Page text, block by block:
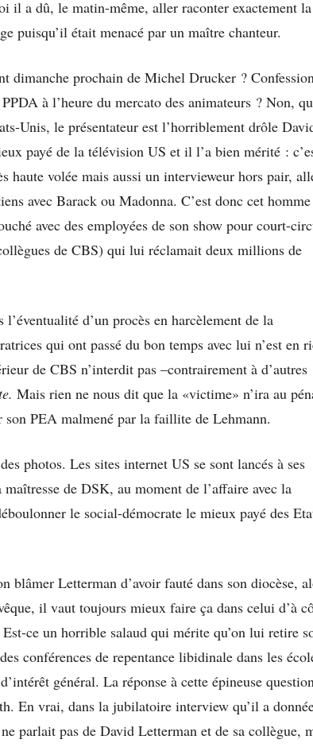
il a dû, le matin-même, aller raconter exactement la
puisqu’il était menacé par un maître chanteur.
dimanche prochain de Michel Drucker ?
à l’heure du mercato des animateurs ? Non,
Unis, le présentateur est l’horriblement drôle
payé de la télévision US et il l’a bien mérité :
haute volée mais aussi un intervieweur hors pair,
avec Barack ou Madonna. C’est donc cet
avec des employées de son show pour court-
de CBS) qui lui réclamait deux millions de
d’un procès en harcèlement de la
qui ont passé du bon temps avec lui n’est en
de CBS n’interdit pas –contrairement à d’autres
Mais rien ne nous dit que la «victime» n’ira au
son PEA malmené par la faillite de Lehmann.
photos. Les sites internet US se sont lancés à ses
de DSK, au moment de l’affaire avec la
le social-démocrate le mieux payé des
blâmer Letterman d’avoir fauté dans son diocèse,
il vaut toujours mieux faire ça dans celui d’à
ce un horrible salaud qui mérite qu’on lui retire
conférences de repentance libidinale dans les
général. La réponse à cette épineuse
En vrai, dans la jubilatoire interview qu’il a
parlait pas de David Letterman et de sa collègue,